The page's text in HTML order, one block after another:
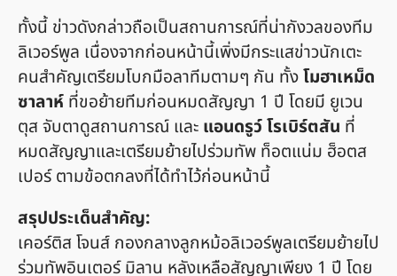
ทั้งนี้ ข่าวดังกล่าวถือเป็นสถานการณ์ที่น่ากังวลของทีม
ลิเวอร์พูล เนื่องจากก่อนหน้านี้เพิ่งมีกระแสข่าวนักเตะ
คนสำคัญเตรียมโบกมือลาทีมตามๆ กัน ทั้งโมฮาเหม็ด
ซาลาห์ ที่ขอย้ายทีมก่อนหมดสัญญา 1 ปี โดยมี ยูเวน
ตุส จับตาดูสถานการณ์ และ แอนดรูว์ โรเบิร์ตสัน ที่
หมดสัญญาและเตรียมย้ายไปร่วมทัพ ท็อตแน่ม ฮ็อตส
เปอร์ ตามข้อตกลงที่ได้ทำไว้ก่อนหน้านี้
สรุปประเด็นสำคัญ:
เคอร์ติส โจนส์ กองกลางลูกหม้อลิเวอร์พูลเตรียมย้ายไป
ร่วมทัพอินเตอร์ มิลาน หลังเหลือสัญญาเพียง 1 ปี โดย